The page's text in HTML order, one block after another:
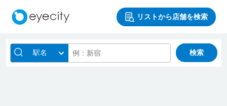
リストから店舗を検索
駅名 検索